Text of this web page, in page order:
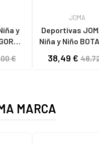
y
383
€
JOMA
Deportivas JOMA
Niña y Niño BOTA
COLORES
38,49 €
MARCA